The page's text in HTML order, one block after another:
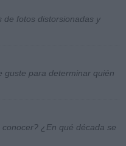
de fotos distorsionadas y
guste para determinar quién
¿En qué década se